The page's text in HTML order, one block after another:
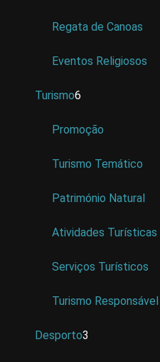
Regata de Canoas
Eventos Religiosos
Turismo6
Promoção
Turismo Temático
Património Natural
Atividades Turísticas
Serviços Turísticos
Turismo Responsável
Desporto3